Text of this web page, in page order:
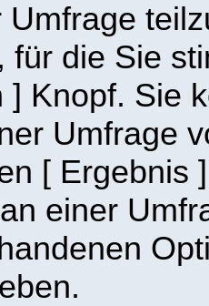
Umfrage
für die Sie
] Knopf. Sie
Umfrage
[ Ergebnis
einer